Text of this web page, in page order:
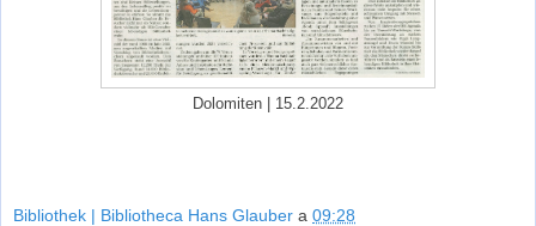
Dolomiten | 15.2.2022
Bibliothek | Bibliotheca Hans Glauber a 09:28